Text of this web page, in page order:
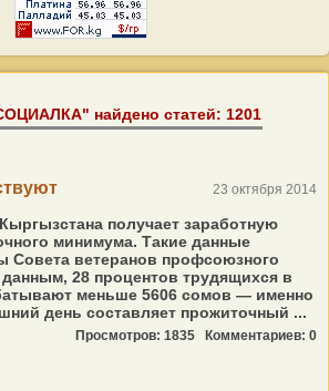
найдено статей: 1201
23 октября 2014
получает заработную
минимума. Такие данные
Совета ветеранов профсоюзного
28 процентов трудящихся в
меньше 5606 сомов — именно
день составляет прожиточный ...
Просмотров: 1835 Комментариев: 0